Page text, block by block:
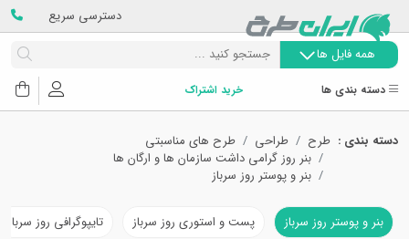
دسترسی سریع
همه فایل ها
دسته بندی ها خرید اشتراک
دسته بندی : طرح طراحی
طرح های مناسبتی
بنر روز گرامی داشت سازمان ها و ارگان ها
بنر و پوستر روز سرباز
بنر و پوستر روز سرباز پست و استوری روز سرباز تایپوگرافی روز سرباز